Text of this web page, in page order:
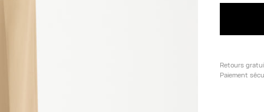
Retours
Paiement